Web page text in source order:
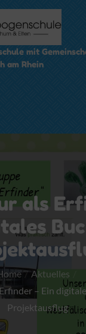
mit
am Rhein
als
Aktuelles
– Ein
Projektausflug